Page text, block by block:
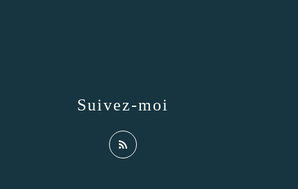
Suivez-moi